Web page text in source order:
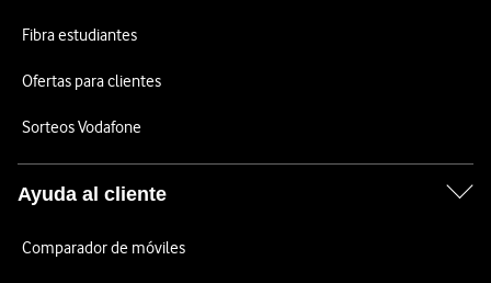
Fibra estudiantes
Ofertas para clientes
Sorteos Vodafone
Ayuda al cliente
Comparador de móviles